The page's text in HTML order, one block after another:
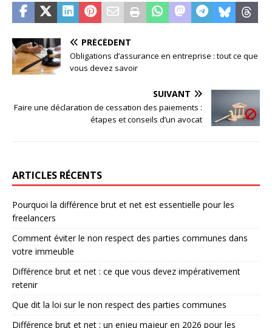
PRÉCÉDENT
Obligations d’assurance en entreprise : tout ce que
vous devez savoir
SUIVANT
Faire une déclaration de cessation des paiements :
étapes et conseils d’un avocat
ARTICLES RÉCENTS
Pourquoi la différence brut et net est essentielle pour les
freelancers
Comment éviter le non respect des parties communes dans
votre immeuble
Différence brut et net : ce que vous devez impérativement
retenir
Que dit la loi sur le non respect des parties communes
Différence brut et net : un enjeu majeur en 2026 pour les